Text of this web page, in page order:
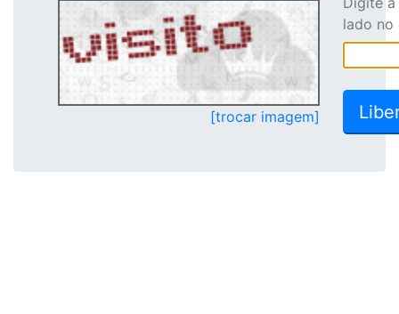
[trocar imagem]
lado no